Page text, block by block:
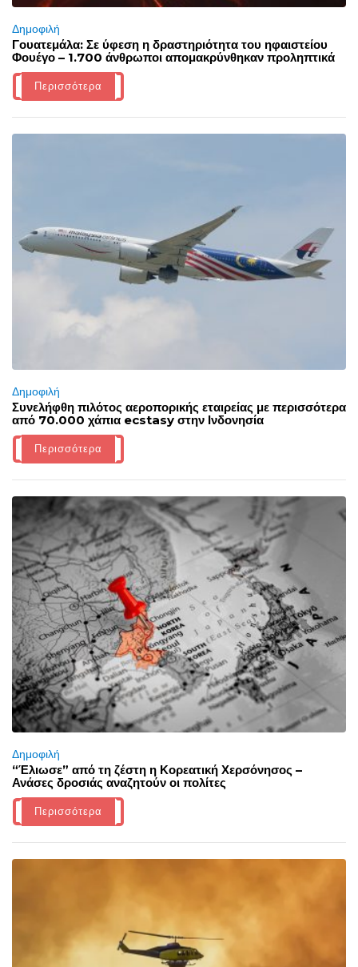
Δημοφιλή
Γουατεμάλα: Σε ύφεση η δραστηριότητα του ηφαιστείου
Φουέγο – 1.700 άνθρωποι απομακρύνθηκαν προληπτικά
Περισσότερα
Δημοφιλή
Συνελήφθη πιλότος αεροπορικής εταιρείας με περισσότερα
από 70.000 χάπια ecstasy στην Ινδονησία
Περισσότερα
Δημοφιλή
“Έλιωσε” από τη ζέστη η Κορεατική Χερσόνησος –
Ανάσες δροσιάς αναζητούν οι πολίτες
Περισσότερα